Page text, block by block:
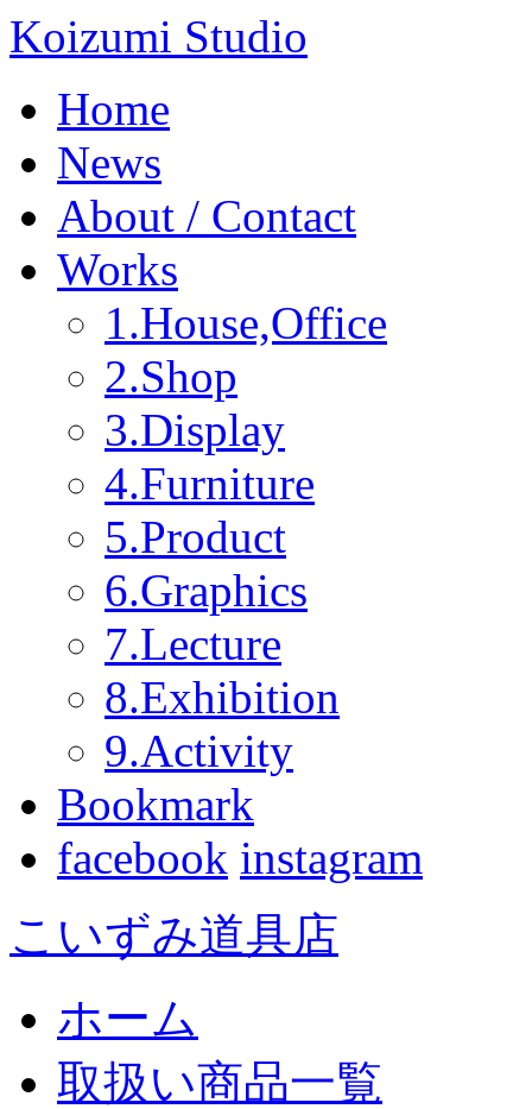
Koizumi Studio
Home
News
About / Contact
Works
1.House,Office
2.Shop
3.Display
4.Furniture
5.Product
6.Graphics
7.Lecture
8.Exhibition
9.Activity
Bookmark
facebook instagram
こいずみ道具店
ホーム
取扱い商品一覧